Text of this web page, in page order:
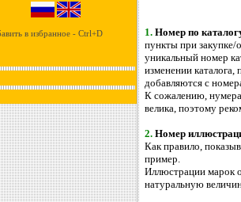
в избранное - Ctrl+D
1. Номер по
пункты при
уникальный номер
изменении
добавляются с
К сожалению,
велика, поэтому
2. Номер
Как правило,
пример.
Иллюстрации марок
натуральную